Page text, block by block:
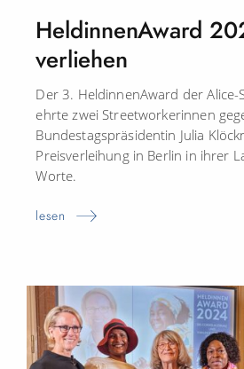
HeldinnenAward
verliehen
Der 3. HeldinnenAward der
ehrte zwei Streetworkerinnen
Bundestagspräsidentin Julia
Preisverleihung in Berlin in ihrer
Worte.
lesen